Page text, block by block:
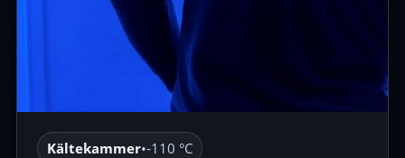
Kältekammer•-110 °C